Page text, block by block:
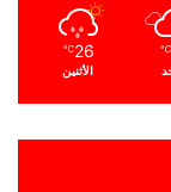
℃
26
℃
الأثنين